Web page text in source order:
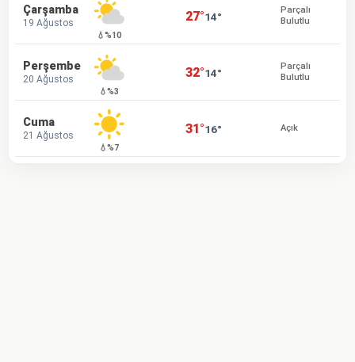
Çarşamba
19 Ağustos
💧%10
27°14°
Parçalı
Bulutlu
Perşembe
20 Ağustos
💧%3
32°14°
Parçalı
Bulutlu
Cuma
21 Ağustos
💧%7
31°16° Açık